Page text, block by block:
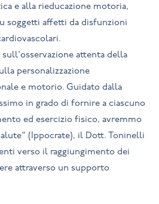
e alla rieducazione motoria,
soggetti affetti da disfunzioni
sull'osservazione attenta della
personalizzazione
e motorio. Guidato dalla
in grado di fornire a ciascuno
ed esercizio fisico, avremmo
(Ippocrate), il Dott. Toninelli
verso il raggiungimento dei
attraverso un supporto